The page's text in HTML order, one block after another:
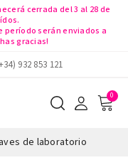
cerrada del 3 al 28 de
período serán enviados a
gracias!
932 853 121
de laboratorio